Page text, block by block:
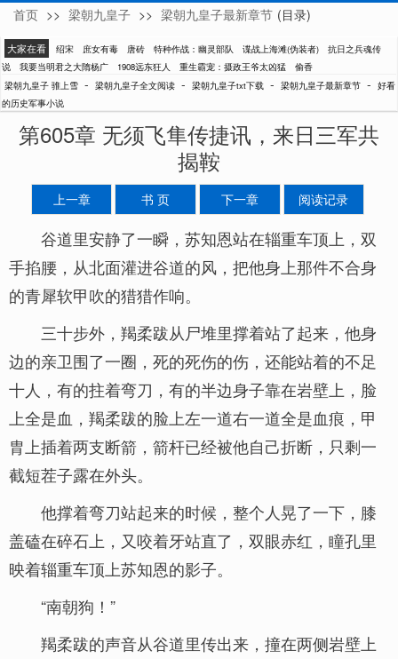
骓上雪
首页 >> 梁朝九皇子 >> 梁朝九皇子最新章节 (目录)
大家在看 绍宋 庶女有毒 唐砖 特种作战：幽灵部队 谍战上海滩(伪装者)
抗日之兵魂传
说
我要当明君之大隋杨广 1908远东狂人 重生霸宠：摄政王爷太凶猛
偷香
梁朝九皇子 骓上雪 - 梁朝九皇子全文阅读 - 梁朝九皇子txt下载 - 梁朝九皇子最新章节 - 好看
的历史军事小说
第605章 无须飞隼传捷讯，来日三军共
揭鞍
上一章 书 页 下一章 阅读记录
谷道里安静了一瞬，苏知恩站在辎重车顶上，双
手掐腰，从北面灌进谷道的风，把他身上那件不合身
的青犀软甲吹的猎猎作响。
三十步外，羯柔跋从尸堆里撑着站了起来，他身
边的亲卫围了一圈，死的死伤的伤，还能站着的不足
十人，有的拄着弯刀，有的半边身子靠在岩壁上，脸
上全是血，羯柔跋的脸上左一道右一道全是血痕，甲
胄上插着两支断箭，箭杆已经被他自己折断，只剩一
截短茬子露在外头。
他撑着弯刀站起来的时候，整个人晃了一下，膝
盖磕在碎石上，又咬着牙站直了，双眼赤红，瞳孔里
映着辎重车顶上苏知恩的影子。
“南朝狗！”
羯柔跋的声音从谷道里传出来，撞在两侧岩壁上